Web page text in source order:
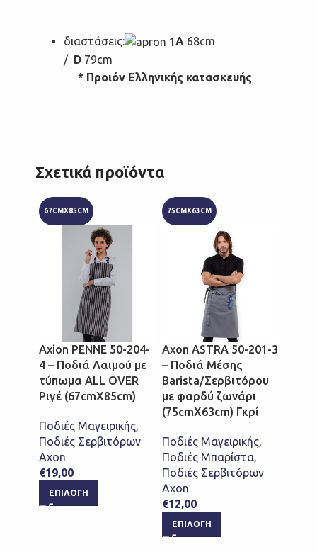
διαστάσεις: A 68cm
/ D 79cm
* Προιόν Ελληνικής κατασκευής
Σχετικά προϊόντα
67CMX85CM
Axion PENNE 50-204-
4 – Ποδιά Λαιμού με
τύπωμα ALL OVER
Ριγέ (67cmX85cm)
Ποδιές Μαγειρικής,
Ποδιές Σερβιτόρων
Axon
€19,00
ΕΠΙΛΟΓΉ
75CMX63CM
Axon ASTRA 50-201-3
– Ποδιά Μέσης
Barista/Σερβιτόρου
με φαρδύ ζωνάρι
(75cmX63cm) Γκρί
Ποδιές Μαγειρικής,
Ποδιές Μπαρίστα,
Ποδιές Σερβιτόρων
Axon
€12,00
ΕΠΙΛΟΓΉ